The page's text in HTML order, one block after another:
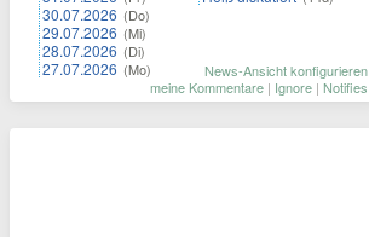
30.07.2026 (Do)
29.07.2026 (Mi)
28.07.2026 (Di)
27.07.2026 (Mo)
News-Ansicht konfigurieren
meine Kommentare | Ignore | Notifies